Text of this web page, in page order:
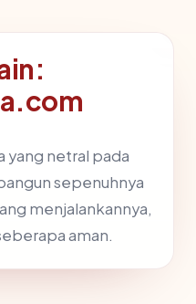
yang netral pada
sepenuhnya
menjalankannya,
aman.